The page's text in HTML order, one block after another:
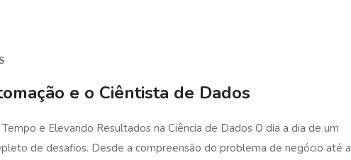
e o Ciêntista de Dados
e Elevando Resultados na Ciência de Dados O dia a dia de um
de desafios. Desde a compreensão do problema de negócio até a